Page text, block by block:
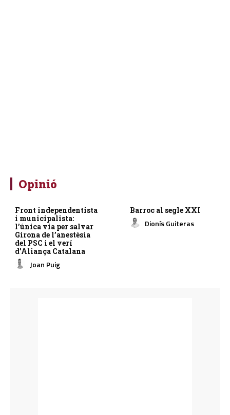
Opinió
Front independentista
i municipalista:
l’única via per salvar
Girona de l’anestèsia
del PSC i el verí
d’Aliança Catalana
Joan Puig
Barroc al segle XXI
Dionís Guiteras